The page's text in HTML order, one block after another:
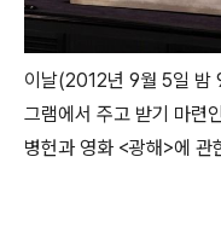
이날(2012년 9월 5일 밤
그램에서 주고 받기 마련
병헌과 영화 <광해>에 관